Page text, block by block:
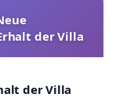
der Villa
der Villa